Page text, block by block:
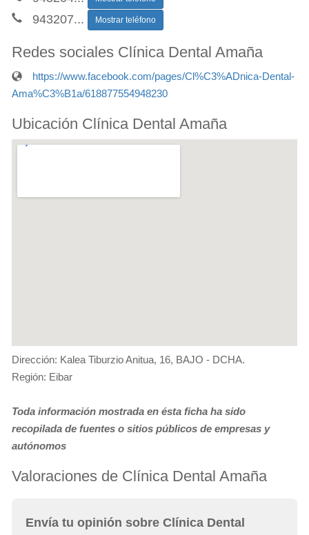
943207... Mostrar teléfono
Redes sociales Clínica Dental Amaña
https://www.facebook.com/pages/Cl%C3%ADnica-Dental-
Ama%C3%B1a/618877554948230
Ubicación Clínica Dental Amaña
Dirección: Kalea Tiburzio Anitua, 16, BAJO - DCHA.
Región: Eibar
Toda información mostrada en ésta ficha ha sido
recopilada de fuentes o sitios públicos de empresas y
autónomos
Valoraciones de Clínica Dental Amaña
Envía tu opinión sobre Clínica Dental